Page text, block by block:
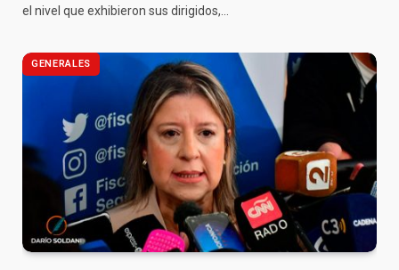
el nivel que exhibieron sus dirigidos,…
GENERALES